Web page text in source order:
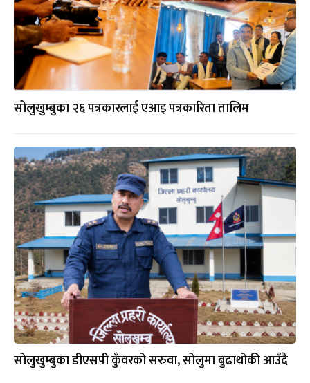
सोलुखुम्बुका २६ पत्रकारलाई एआइ पत्रकारिता तालिम
सोलुखुम्बुका डीएसपी कुँवरको सरुवा, सोलुमा बुढाथोकी आउँदै